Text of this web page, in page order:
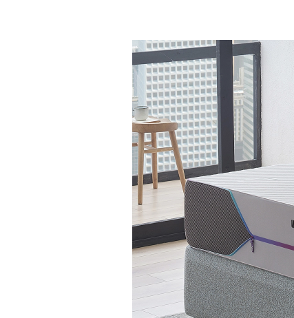
GelGrid teknolojisi;
yüksek elastik özelliği
dayanıklılık sunar.
Nasıl uyursanız uyuyun,
kadar güçlü, vücudun
yumuşaktır. Vücut
minimum basınç ile
hapsetmez, ısının dengeli
olur.LactiTech⁺
oksijen miktarını artırarak
miktarını azaltır, kas
olur.Serinletici etkili Cool
laktik asidin birikimi önlenir.
hormonu yükselir ve derin
dönmeleri azaltarak verimli
yay teknolojisi vücudun
desteği sağlar. Uyku
hissetmenizi engeller. Ekstra